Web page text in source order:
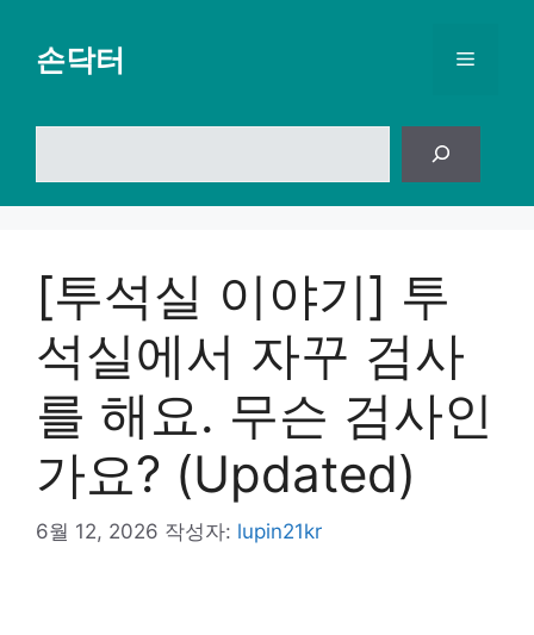
손닥터 메
뉴
[투석실 이야기] 투
석실에서 자꾸 검사
를 해요. 무슨 검사인
가요? (Updated)
6월 12, 2026 작성자: lupin21kr